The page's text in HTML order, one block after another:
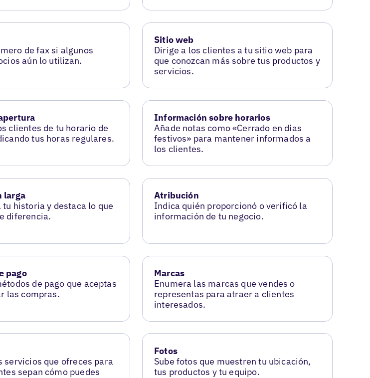
de fax si algunos
aún lo utilizan.
Sitio web
Dirige a los clientes a tu sitio web para
que conozcan más sobre tus productos y
servicios.
clientes de tu horario de
tus horas regulares.
Información sobre horarios
Añade notas como «Cerrado en días
festivos» para mantener informados a
los clientes.
larga
tu historia y destaca lo que
diferencia.
Atribución
Indica quién proporcionó o verificó la
información de tu negocio.
pago
de pago que aceptas
las compras.
Marcas
Enumera las marcas que vendes o
representas para atraer a clientes
interesados.
servicios que ofreces para
sepan cómo puedes
Fotos
Sube fotos que muestren tu ubicación,
tus productos y tu equipo.